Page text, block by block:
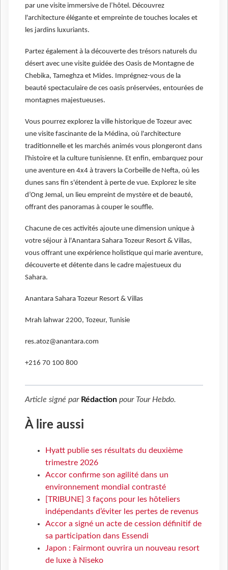
par une visite immersive de l’hôtel. Découvrez
l'architecture élégante et empreinte de touches locales et
les jardins luxuriants.
Partez également à la découverte des trésors naturels du
désert avec une visite guidée des Oasis de Montagne de
Chebika, Tameghza et Mides. Imprégnez-vous de la
beauté spectaculaire de ces oasis préservées, entourées de
montagnes majestueuses.
Vous pourrez explorez la ville historique de Tozeur avec
une visite fascinante de la Médina, où l'architecture
traditionnelle et les marchés animés vous plongeront dans
l'histoire et la culture tunisienne. Et enfin, embarquez pour
une aventure en 4x4 à travers la Corbeille de Nefta, où les
dunes sans fin s'étendent à perte de vue. Explorez le site
d’Ong Jemal, un lieu empreint de mystère et de beauté,
offrant des panoramas à couper le souffle.
Chacune de ces activités ajoute une dimension unique à
votre séjour à l'Anantara Sahara Tozeur Resort & Villas,
vous offrant une expérience holistique qui marie aventure,
découverte et détente dans le cadre majestueux du
Sahara.
Anantara Sahara Tozeur Resort & Villas
Mrah lahwar 2200, Tozeur, Tunisie
res.atoz@anantara.com
+216 70 100 800
Article signé par Rédaction pour Tour Hebdo.
À lire aussi
Hyatt publie ses résultats du deuxième
trimestre 2026
Accor confirme son agilité dans un
environnement mondial contrasté
[TRIBUNE] 3 façons pour les hôteliers
indépendants d’éviter les pertes de revenus
Accor a signé un acte de cession définitif de
sa participation dans Essendi
Japon : Fairmont ouvrira un nouveau resort
de luxe à Niseko